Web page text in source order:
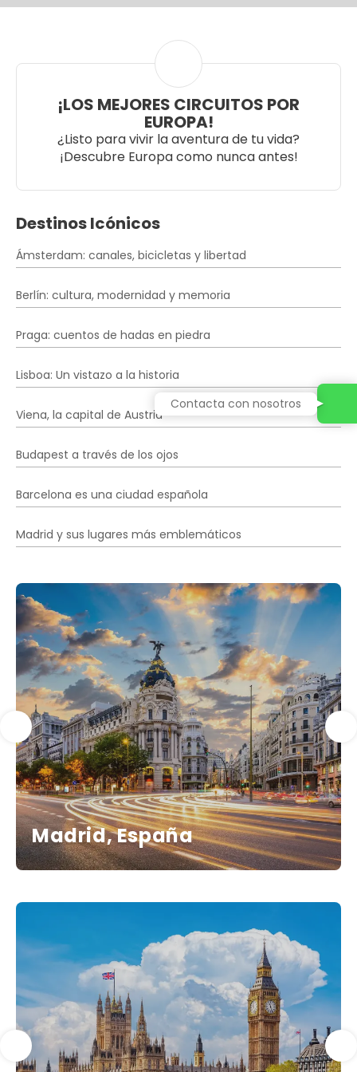
¡LOS MEJORES CIRCUITOS POR
EUROPA!
¿Listo para vivir la aventura de tu vida?
¡Descubre Europa como nunca antes!
Destinos Icónicos
Ámsterdam: canales, bicicletas y libertad
Berlín: cultura, modernidad y memoria
Praga: cuentos de hadas en piedra
Lisboa: Un vistazo a la historia
Viena, la capital de Austria
Budapest a través de los ojos
Barcelona es una ciudad española
Madrid y sus lugares más emblemáticos
Madrid, España
Contacta con nosotros